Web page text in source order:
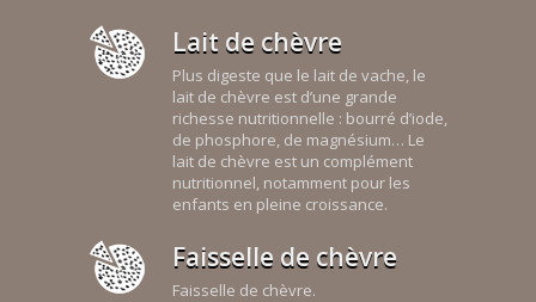
Lait de chèvre
Plus digeste que le lait de vache, le
lait de chèvre est d’une grande
richesse nutritionnelle : bourré d’iode,
de phosphore, de magnésium… Le
lait de chèvre est un complément
nutritionnel, notamment pour les
enfants en pleine croissance.
Faisselle de chèvre
Faisselle de chèvre.